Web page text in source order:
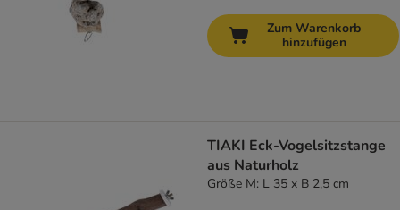
Zum Warenkorb
hinzufügen
TIAKI Eck-Vogelsitzstange
aus Naturholz
Größe M: L 35 x B 2,5 cm